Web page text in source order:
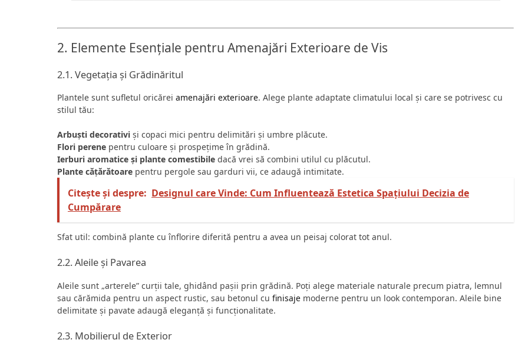
2. Elemente Esențiale pentru Amenajări Exterioare de Vis
2.1. Vegetația și Grădinăritul
Plantele sunt sufletul oricărei amenajări exterioare. Alege plante adaptate climatului local și care se potrivesc cu
stilul tău:
Arbuști decorativi și copaci mici pentru delimitări și umbre plăcute.
Flori perene pentru culoare și prospețime în grădină.
Ierburi aromatice și plante comestibile dacă vrei să combini utilul cu plăcutul.
Plante cățărătoare pentru pergole sau garduri vii, ce adaugă intimitate.
Citește și despre: Designul care Vinde: Cum Influentează Estetica Spațiului Decizia de
Cumpărare
Sfat util: combină plante cu înflorire diferită pentru a avea un peisaj colorat tot anul.
2.2. Aleile și Pavarea
Aleile sunt „arterele” curții tale, ghidând pașii prin grădină. Poți alege materiale naturale precum piatra, lemnul
sau cărămida pentru un aspect rustic, sau betonul cu finisaje moderne pentru un look contemporan. Aleile bine
delimitate și pavate adaugă eleganță și funcționalitate.
2.3. Mobilierul de Exterior